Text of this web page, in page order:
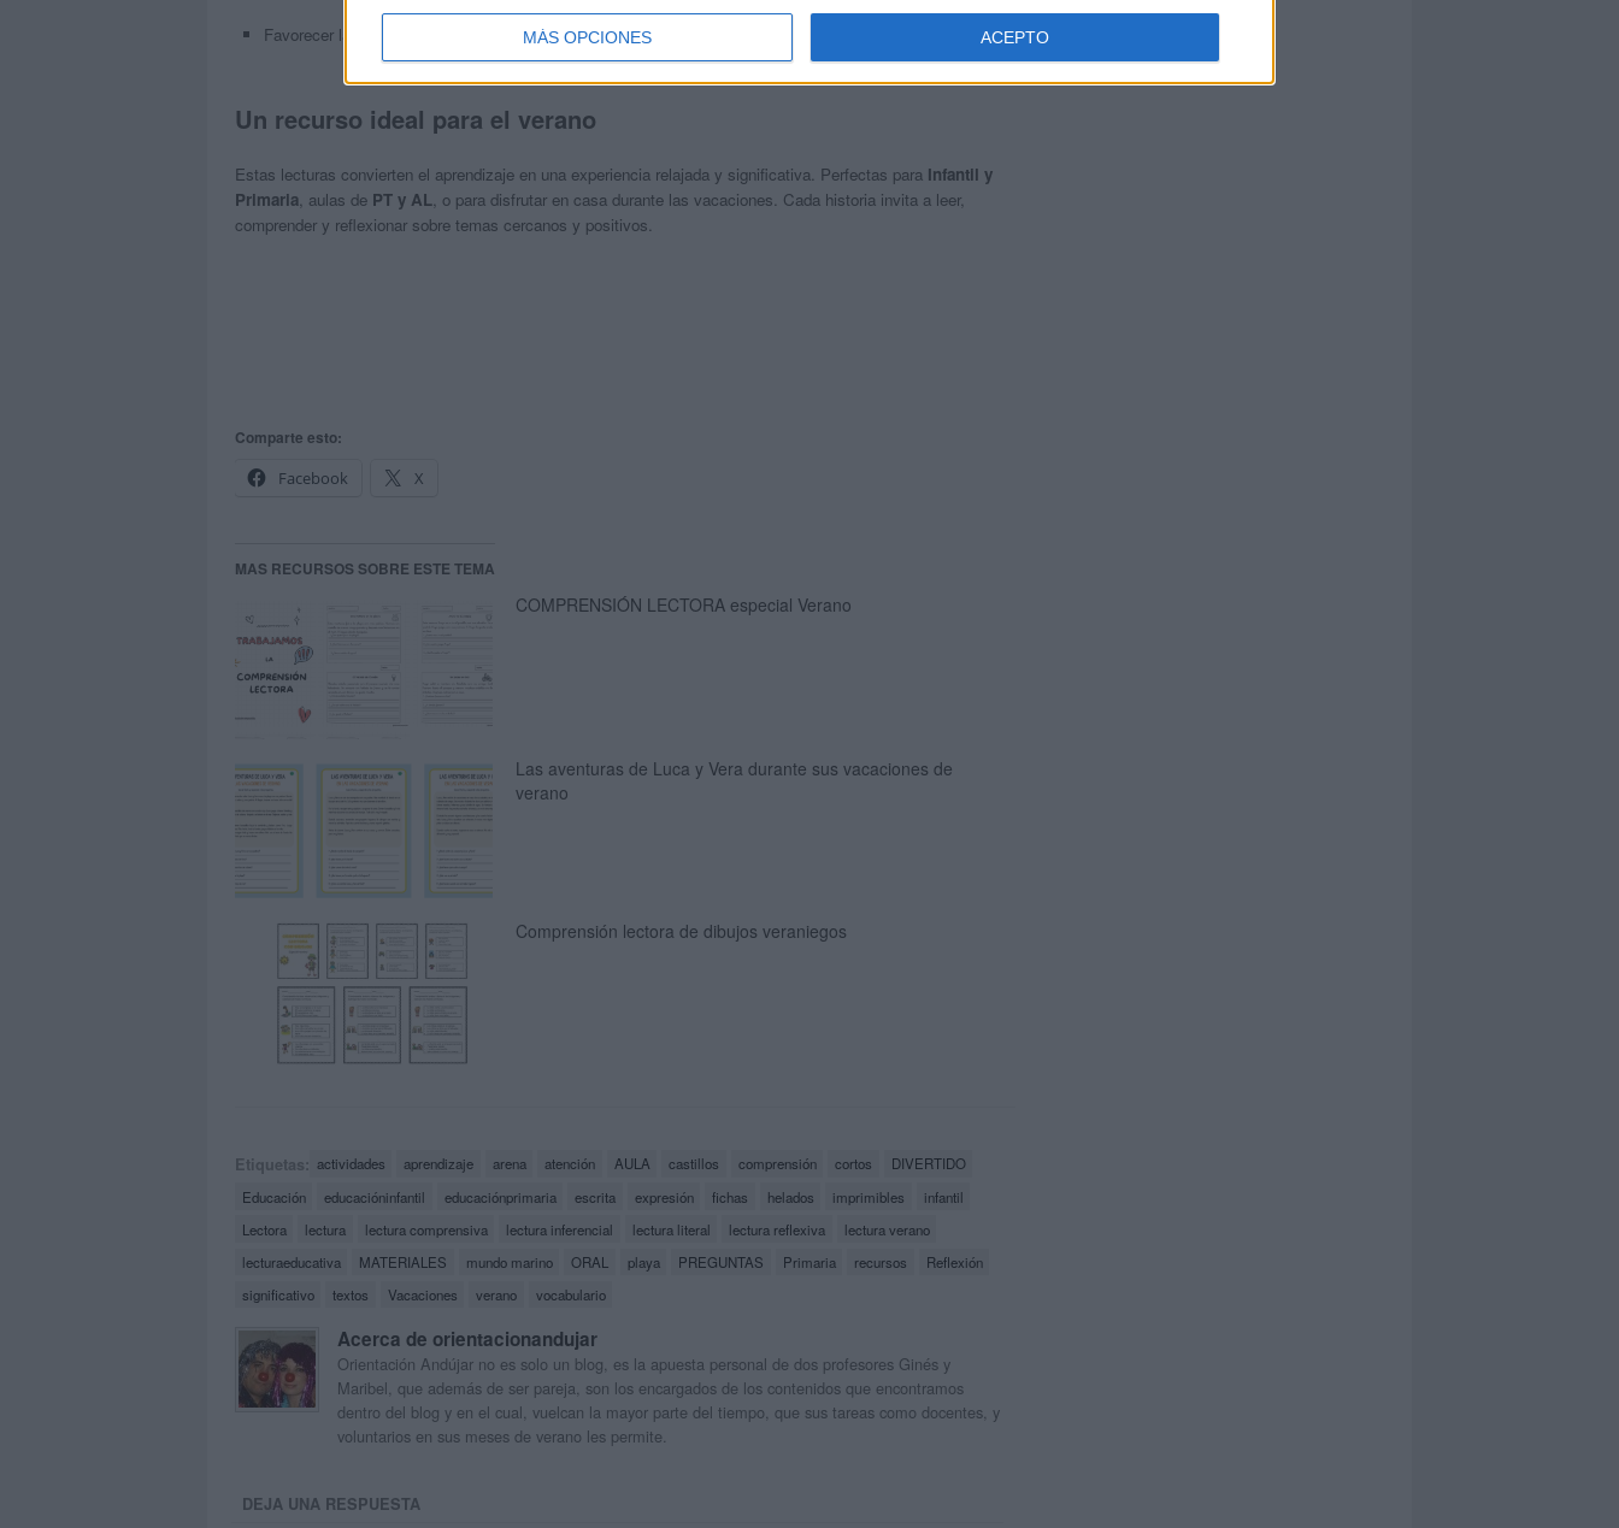
MÁS OPCIONES ACEPTO
Favorecer la autonomía y la atención sostenida.
Un recurso ideal para el verano
Estas lecturas convierten el aprendizaje en una experiencia relajada y significativa. Perfectas para Infantil y
Primaria, aulas de PT y AL , o para disfrutar en casa durante las vacaciones. Cada historia invita a leer,
comprender y reflexionar sobre temas cercanos y positivos.
Comparte esto:
Facebook
X
MAS RECURSOS SOBRE ESTE TEMA
COMPRENSIÓN LECTORA especial Verano
Las aventuras de Luca y Vera durante sus vacaciones de
verano
Comprensión lectora de dibujos veraniegos
Etiquetas: actividades aprendizaje arena atención AULA castillos comprensión cortos
DIVERTIDO
Educación
educacióninfantil educaciónprimaria escrita expresión fichas helados imprimibles
infantil
Lectora
lectura lectura comprensiva lectura inferencial lectura literal lectura reflexiva
lectura verano
lecturaeducativa
MATERIALES mundo marino ORAL playa PREGUNTAS Primaria recursos
Reflexión
significativo
textos Vacaciones verano vocabulario
Acerca de orientacionandujar
Orientación Andújar no es solo un blog, es la apuesta personal de dos profesores Ginés y
Maribel, que además de ser pareja, son los encargados de los contenidos que encontramos
dentro del blog y en el cual, vuelcan la mayor parte del tiempo, que sus tareas como docentes, y
voluntarios en sus meses de verano les permite.
DEJA UNA RESPUESTA